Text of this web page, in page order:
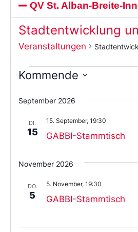
QV St. Alban-Breite-
Stadtentwicklung
Veranstaltungen
Kommende
Sie
das
aus.
September 2026
DI.
15 GABBI-Stammtisch
15. September, 19:30
November 2026
DO.
5 GABBI-Stammtisch
5. November, 19:30